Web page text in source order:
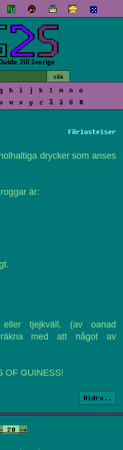
g h i j k l m n
o
v w x y z å ä ö #
Förlustelser
drycker som anses
är:
tjejkväll, (av oanad
med att något av
OF GUINESS!
Bidra..
20 ->